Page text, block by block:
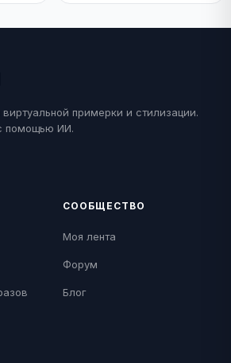
примерки и стилизации.
помощью ИИ.
СООБЩЕСТВО
Моя лента
Форум
Блог